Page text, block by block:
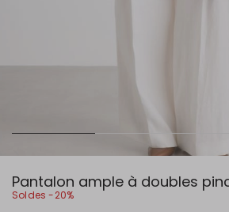
Pantalon ample à doubles
Soldes -20%